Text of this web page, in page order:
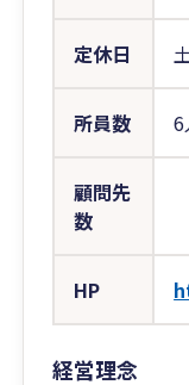
定休日
所員数 6
顧問先
数
HP
経営理念